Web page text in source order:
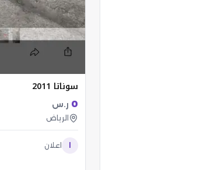
سوناتا 2011
0 ر.س
الرياض
اعلان